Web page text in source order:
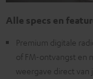
Alle specs en
Premium digitale
of FM-ontvangst en
weergave direct van